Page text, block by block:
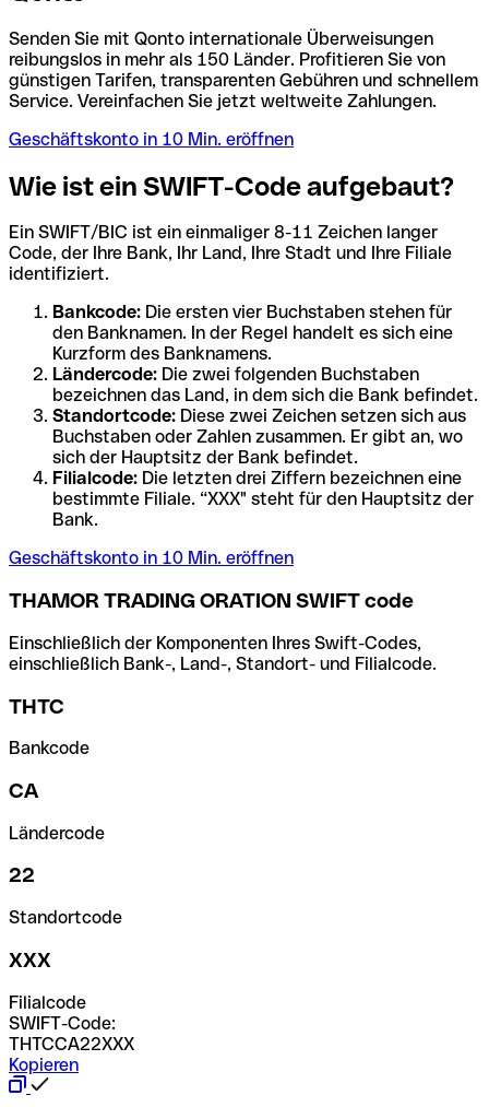
Senden Sie mit Qonto internationale Überweisungen
reibungslos in mehr als 150 Länder. Profitieren Sie von
günstigen Tarifen, transparenten Gebühren und schnellem
Service. Vereinfachen Sie jetzt weltweite Zahlungen.
Geschäftskonto in 10 Min. eröffnen
Wie ist ein SWIFT-Code aufgebaut?
Ein SWIFT/BIC ist ein einmaliger 8-11 Zeichen langer
Code, der Ihre Bank, Ihr Land, Ihre Stadt und Ihre Filiale
identifiziert.
Bankcode: Die ersten vier Buchstaben stehen für
den Banknamen. In der Regel handelt es sich eine
Kurzform des Banknamens.
Ländercode: Die zwei folgenden Buchstaben
bezeichnen das Land, in dem sich die Bank befindet.
Standortcode: Diese zwei Zeichen setzen sich aus
Buchstaben oder Zahlen zusammen. Er gibt an, wo
sich der Hauptsitz der Bank befindet.
Filialcode: Die letzten drei Ziffern bezeichnen eine
bestimmte Filiale. “XXX" steht für den Hauptsitz der
Bank.
Geschäftskonto in 10 Min. eröffnen
THAMOR TRADING ORATION SWIFT code
Einschließlich der Komponenten Ihres Swift-Codes,
einschließlich Bank-, Land-, Standort- und Filialcode.
THTC
Bankcode
CA
Ländercode
22
Standortcode
XXX
Filialcode
SWIFT-Code:
THTCCA22XXX
Kopieren